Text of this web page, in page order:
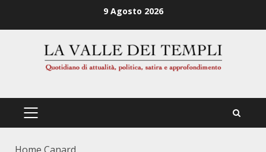
9 Agosto 2026
PRIMÄRES